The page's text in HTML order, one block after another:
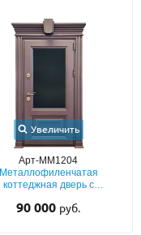
Увеличить
Арт-ММ1204
Металлофиленчатая
коттеджная дверь с
и фигурным карнизом
90 000 руб.